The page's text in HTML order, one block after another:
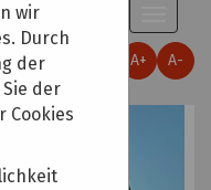
wir
Durch
der
der
Cookies
A-
A+